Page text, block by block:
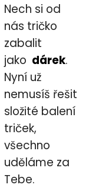
Nech si od
nás tričko
zabalit
jako dárek.
Nyní už
nemusíš řešit
složité balení
triček,
všechno
uděláme za
Tebe.